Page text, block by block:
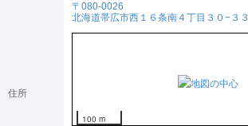
住所
〒080-0026
北海道帯広市西１６条南４丁目３０−３３
100 m